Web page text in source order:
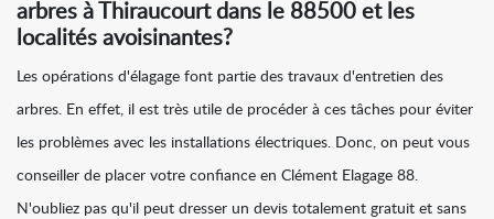
arbres à Thiraucourt dans le 88500 et les
localités avoisinantes?
Les opérations d'élagage font partie des travaux d'entretien des
arbres. En effet, il est très utile de procéder à ces tâches pour éviter
les problèmes avec les installations électriques. Donc, on peut vous
conseiller de placer votre confiance en Clément Elagage 88.
N'oubliez pas qu'il peut dresser un devis totalement gratuit et sans